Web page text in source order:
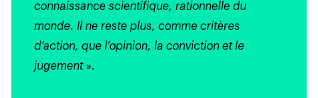
connaissance scientifique, rationnelle du
monde. Il ne reste plus, comme critères
d’action, que l’opinion, la conviction et le
jugement ».